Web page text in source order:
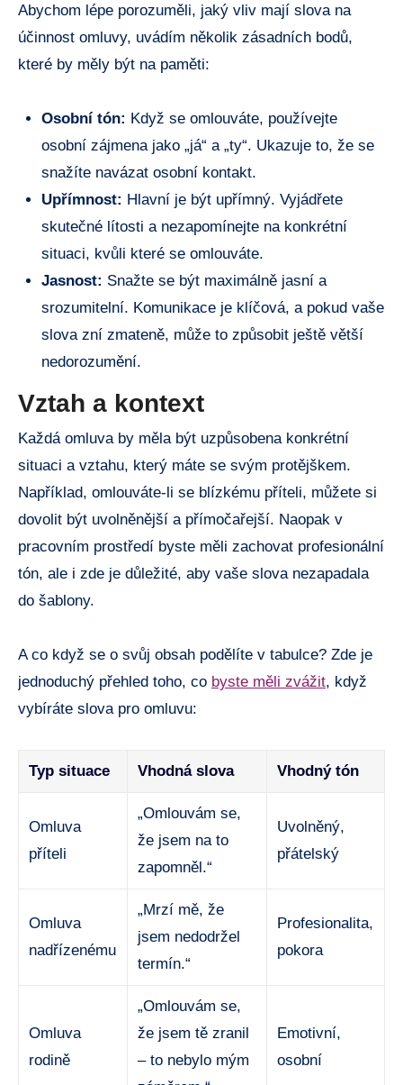
Abychom‍ lépe porozuměli, jaký vliv mají slova na
účinnost ​omluvy, ⁢uvádím‍ několik zásadních⁣ bodů,
které​ by měly být na paměti:
Osobní ⁣tón: Když se‍ omlouváte, používejte
osobní zájmena jako „já“ a „ty“. Ukazuje to, ​že se
snažíte ‍navázat osobní ​kontakt.
Upřímnost: Hlavní je být upřímný. ​Vyjádřete
skutečné lítosti⁢ a ​nezapomínejte na konkrétní
situaci, kvůli které ‌se omlouváte.
Jasnost: Snažte se být maximálně jasní ⁤a
srozumitelní. Komunikace je⁢ klíčová, a pokud vaše
‍slova zní zmateně, ⁢může‍ to způsobit ‍ještě‌ větší
nedorozumění.
Vztah a⁢ kontext
Každá omluva⁢ by měla⁣ být uzpůsobena​ konkrétní⁣
situaci a vztahu, který máte ‍se ‍svým protějškem.⁤
Například, omlouváte-li se blízkému příteli,⁢ můžete si⁤
dovolit být uvolněnější a⁣ přímočařejší. Naopak ‍v⁤
pracovním prostředí byste měli zachovat profesionální
tón, ale i zde je⁤ důležité, aby vaše slova ‍nezapadala
do šablony.
A co‍ když⁣ se o svůj obsah podělíte​ v tabulce? Zde je
jednoduchý‍ přehled toho, co ‍ byste měli zvážit, když
vybíráte⁢ slova ⁢pro omluvu:
Typ situace Vhodná ‌slova Vhodný⁤ tón
Omluva​
příteli
„Omlouvám ⁣se,
‍že ⁣jsem na to
⁣zapomněl.“
Uvolněný,
přátelský
Omluva
nadřízenému
„Mrzí mě, že
jsem nedodržel‌
termín.“
Profesionalita,
pokora
Omluva
rodině
„Omlouvám se, ​
že‍ jsem‌ tě zranil ​
– to ⁢nebylo⁣ mým
Emotivní,
osobní